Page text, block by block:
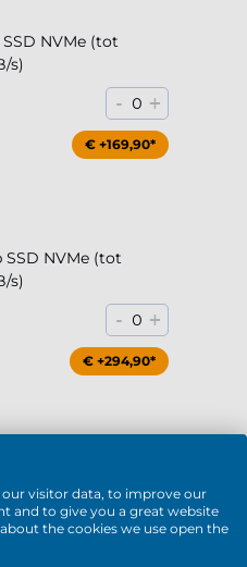
SSD NVMe (tot
s)
- 0 +
€ +169,90*
SSD NVMe (tot
s)
- 0 +
€ +294,90*
- 0 +
our visitor data, to improve our
and to give you a great website
the cookies we use open the